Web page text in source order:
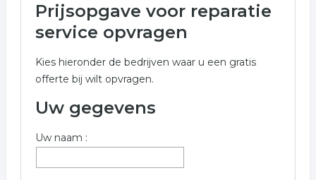
Urk
service gerelateerde bedrijven in de omgeving van Urk
voor een vrijblijvende aanvraag.
Vul onderstaand formulier in voor een prijs indicatie
reparatie service in de regio Urk.
Trefwoorden:
Prijsopgave voor reparatie
service opvragen
Kies hieronder de bedrijven waar u een gratis
offerte bij wilt opvragen.
Uw gegevens
Uw naam :